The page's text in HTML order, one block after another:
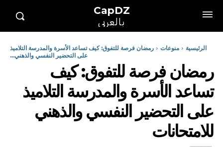
CapDZ
بالعربي
الرئيسية منوعات
رمضان فرصة للتفوق: كيف تساعد الأسرة والمدرسة التلاميذ
على التحضير النفسي والذهني...
رمضان فرصة للتفوق: كيف
تساعد الأسرة والمدرسة التلاميذ
على التحضير النفسي والذهني
للامتحانات